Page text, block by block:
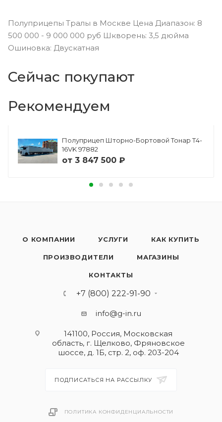
Полуприцепы Тралы в Москве Цена Диапазон: 8
500 000 - 9 000 000 руб Шкворень: 3,5 дюйма
Ошиновка: Двускатная
Сейчас покупают
Рекомендуем
Полуприцеп Шторно-Бортовой Тонар Т4-
16VK 97882
от 3 847 500 ₽
О КОМПАНИИ УСЛУГИ КАК КУПИТЬ
ПРОИЗВОДИТЕЛИ МАГАЗИНЫ
КОНТАКТЫ
+7 (800) 222-91-90
info@g-in.ru
141100, Россия, Московская
область, г. Щелково, Фряновское
шоссе, д. 1Б, стр. 2, оф. 203-204
ПОДПИСАТЬСЯ НА РАССЫЛКУ
ПОЛИТИКА КОНФИДЕНЦИАЛЬНОСТИ